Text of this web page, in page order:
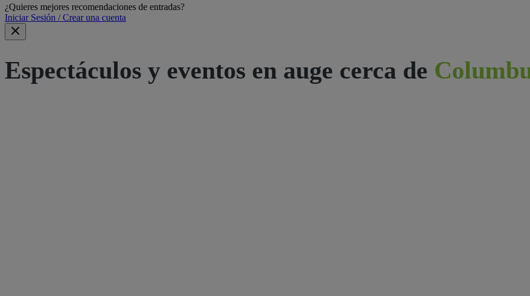
¿Quieres mejores recomendaciones de entradas?
Iniciar Sesión / Crear una cuenta
Espectáculos y eventos en auge cerca de